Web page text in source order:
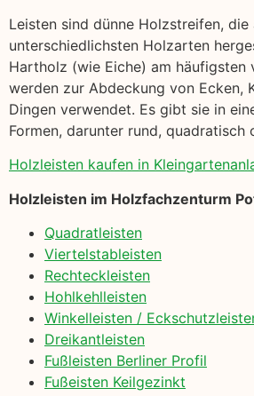
Leisten sind dünne Holzstreifen, die
unterschiedlichsten Holzarten
Hartholz (wie Eiche) am häufigsten
werden zur Abdeckung von Ecken,
Dingen verwendet. Es gibt sie in
Formen, darunter rund, quadratisch
Holzleisten kaufen in
Holzleisten im Holzfachzenturm
Quadratleisten
Viertelstableisten
Rechteckleisten
Hohlkehlleisten
Winkelleisten /
Dreikantleisten
Fußleisten Berliner Profil
Fußeisten Keilgezinkt